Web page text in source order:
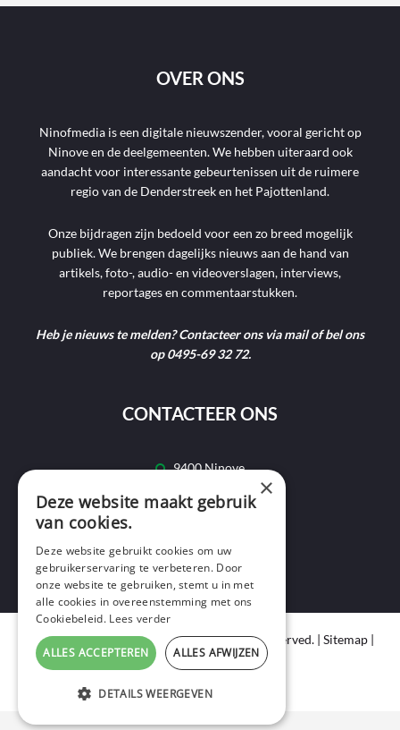
OVER ONS
Ninofmedia is een digitale nieuwszender, vooral gericht op
Ninove en de deelgemeenten. We hebben uiteraard ook
aandacht voor interessante gebeurtenissen uit de ruimere
regio van de Denderstreek en het Pajottenland.
Onze bijdragen zijn bedoeld voor een zo breed mogelijk
publiek. We brengen dagelijks nieuws aan de hand van
artikels, foto-, audio- en videoverslagen, interviews,
reportages en commentaarstukken.
Heb je nieuws te melden? Contacteer ons via mail of bel ons
op 0495-69 32 72.
CONTACTEER ONS
9400 Ninove
info@ninofmedia.tv
Copyright © 2020 Ninof Media. All Rights Reserved. | Sitemap|
Cookie Policy|Privacy Policy
×
Deze website maakt gebruik
van cookies.
Deze website gebruikt cookies om uw
gebruikerservaring te verbeteren. Door
onze website te gebruiken, stemt u in met
alle cookies in overeenstemming met ons
Cookiebeleid. Lees verder
ALLES ACCEPTEREN ALLES AFWIJZEN
DETAILS WEERGEVEN